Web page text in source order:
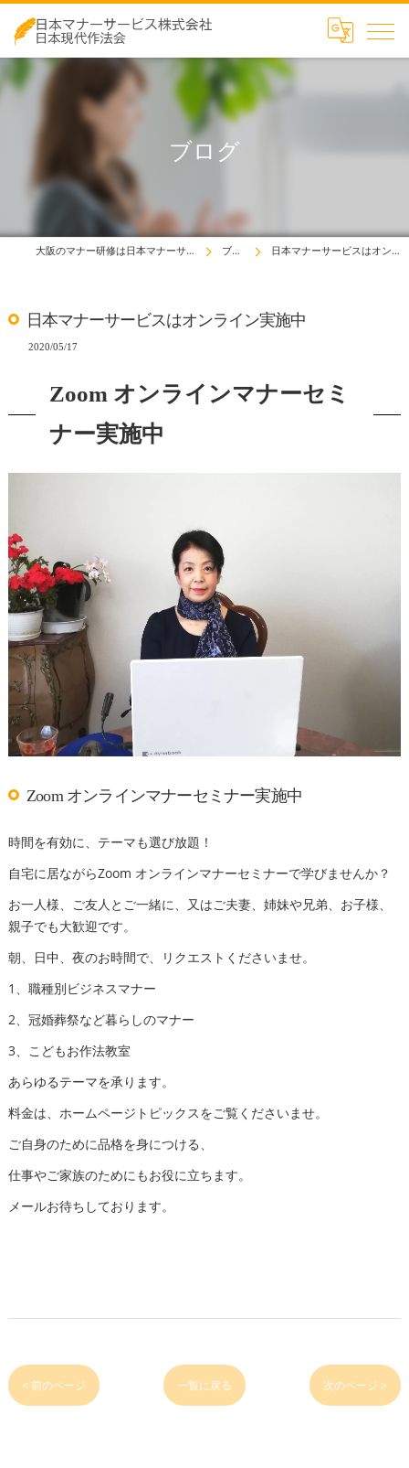
ブログ
大阪のマナー研修は日本マナーサービス株式会社 ブログ 日本マナーサービスはオンライン実施中
日本マナーサービスはオンライン実施中
2020/05/17
Zoom オンラインマナーセミ
ナー実施中
Zoom オンラインマナーセミナー実施中
時間を有効に、テーマも選び放題！
自宅に居ながらZoom オンラインマナーセミナーで学びませんか？
お一人様、ご友人とご一緒に、又はご夫妻、姉妹や兄弟、お子様、
親子でも大歓迎です。
朝、日中、夜のお時間で、リクエストくださいませ。
1、職種別ビジネスマナー
2、冠婚葬祭など暮らしのマナー
3、こどもお作法教室
あらゆるテーマを承ります。
料金は、ホームページトピックスをご覧くださいませ。
ご自身のために品格を身につける、
仕事やご家族のためにもお役に立ちます。
メールお待ちしております。
< 前のページ 一覧に戻る 次のページ >